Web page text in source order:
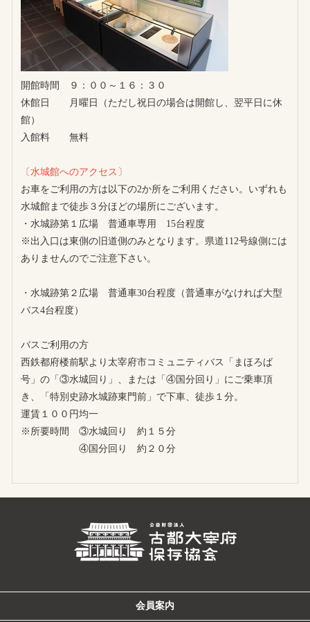
開館時間 ９：００～１６：３０
休館日 月曜日（ただし祝日の場合は開館し、翌平日に休
館）
入館料 無料
〔水城館へのアクセス〕
お車をご利用の方は以下の2か所をご利用ください。いずれも
水城館まで徒歩３分ほどの場所にございます。
・水城跡第１広場 普通車専用 15台程度
※出入口は東側の旧道側のみとなります。県道112号線側には
ありませんのでご注意下さい。
・水城跡第２広場 普通車30台程度（普通車がなければ大型
バス4台程度）
バスご利用の方
西鉄都府楼前駅より太宰府市コミュニティバス「まほろば
号」の「③水城回り」、または「④国分回り」にご乗車頂
き、「特別史跡水城跡東門前」で下車、徒歩１分。
運賃１００円均一
※所要時間 ③水城回り 約１５分
④国分回り 約２０分
会員案内